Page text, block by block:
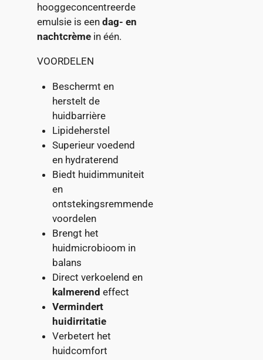
hooggeconcentreerde
emulsie is een dag- en
nachtcrèmein één.
VOORDELEN
Beschermt en
herstelt de
huidbarrière
Lipideherstel
Superieur voedend
en hydraterend
Biedt huidimmuniteit
en
ontstekingsremmende
voordelen
Brengt het
huidmicrobioom in
balans
Direct verkoelend en
kalmerend effect
Vermindert
huidirritatie
Verbetert het
huidcomfort